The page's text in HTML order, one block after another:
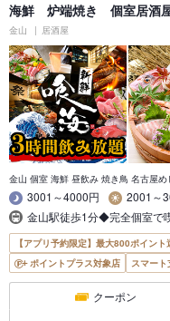
海鮮 炉端焼き 個室居酒
金山 居酒屋
金山 個室 海鮮 昼飲み 焼き鳥 名古屋め
3001～4000円
2001～
金山駅徒歩1分◆完全個室で
【アプリ予約限定】最大800ポイン
ポイントプラス対象店
スマー
クーポン